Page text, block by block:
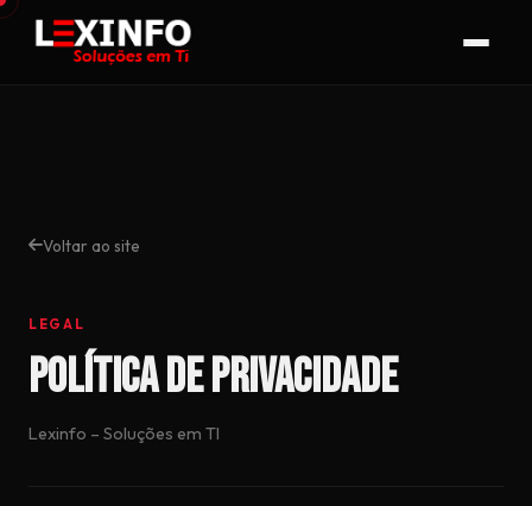
Voltar ao site
LEGAL
Política de Privacidade
Lexinfo – Soluções em TI